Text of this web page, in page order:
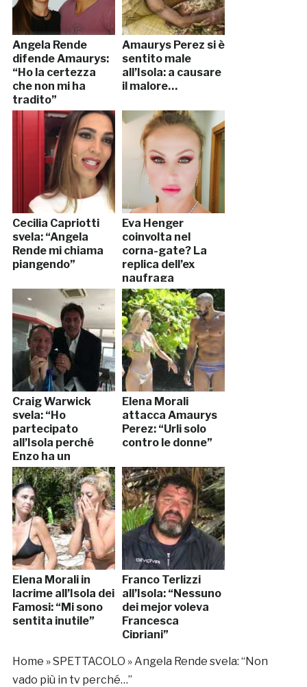
Angela Rende
difende Amaurys:
“Ho la certezza
che non mi ha
tradito”
Amaurys Perez si è
sentito male
all’Isola: a causare
il malore…
Cecilia Capriotti
svela: “Angela
Rende mi chiama
piangendo”
Eva Henger
coinvolta nel
corna-gate? La
replica dell’ex
naufraga
Craig Warwick
svela: “Ho
partecipato
all’Isola perché
Enzo ha un
tumore”
Elena Morali
attacca Amaurys
Perez: “Urli solo
contro le donne”
Elena Morali in
lacrime all’Isola dei
Famosi: “Mi sono
sentita inutile”
Franco Terlizzi
all’Isola: “Nessuno
dei mejor voleva
Francesca
Cipriani”
Home »SPETTACOLO » Angela Rende svela: “Non
vado più in tv perché…”